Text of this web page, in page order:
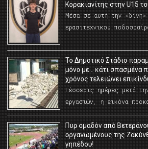
Κορακιανίτης στην U15
Μέσα σε αυτή την
ερασιτεχνικού
Το Δημοτικό Στάδιο
μόνο με… κάτι σπασμένα
χρόνος τελειώνει
Τέσσερις ημέρες μετά
εργασιών, η εικόνα
Πυρ ομαδόν από
οργανωμένους της
γηπέδου!